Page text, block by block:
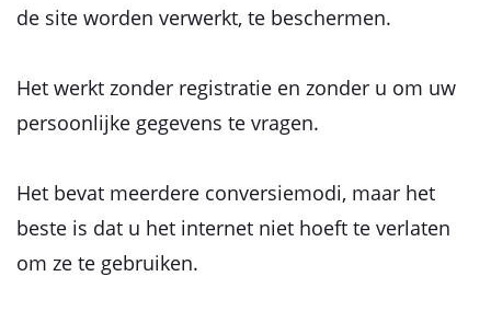
de site worden verwerkt, te beschermen.
Het werkt zonder registratie en zonder u om uw
persoonlijke gegevens te vragen.
Het bevat meerdere conversiemodi, maar het
beste is dat u het internet niet hoeft te verlaten
om ze te gebruiken.